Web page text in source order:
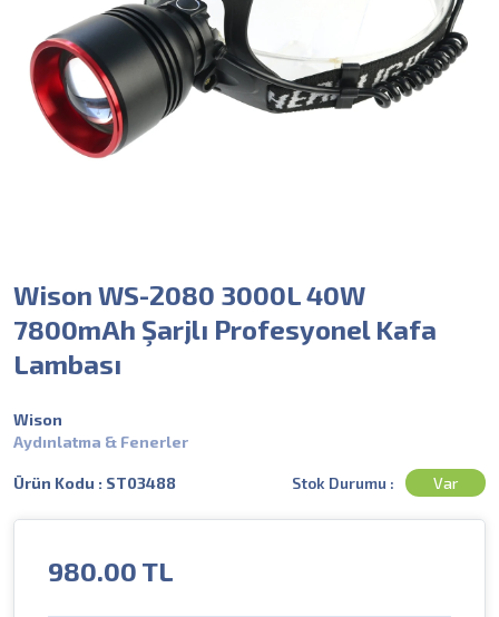
Wison WS-2080 3000L 40W
7800mAh Şarjlı Profesyonel Kafa
Lambası
Wison
Aydınlatma & Fenerler
Ürün Kodu : ST03488 Stok Durumu : Var
980.00 TL